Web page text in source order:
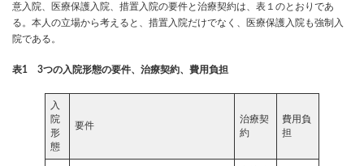
意入院、医療保護入院、措置入院の要件と治療契約は、表１のとおりであ
る。本人の立場から考えると、措置入院だけでなく、医療保護入院も強制入
院である。
表1 3つの入院形態の要件、治療契約、費用負担
入
院
形
態
要件
治療契
約
費用負
担